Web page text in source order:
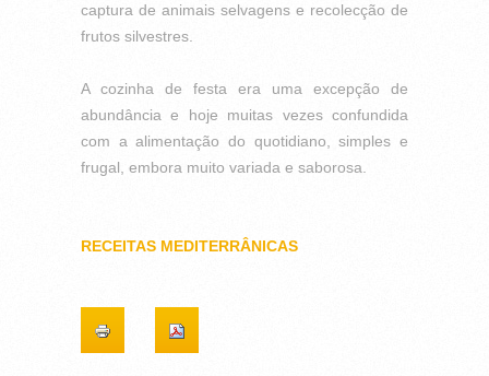
captura de animais selvagens e recolecção de
frutos silvestres.
A cozinha de festa era uma excepção de
abundânciae hoje muitas vezes confundida
com a alimentação do quotidiano, simples e
frugal, embora muito variada e saborosa.
RECEITAS MEDITERRÂNICAS